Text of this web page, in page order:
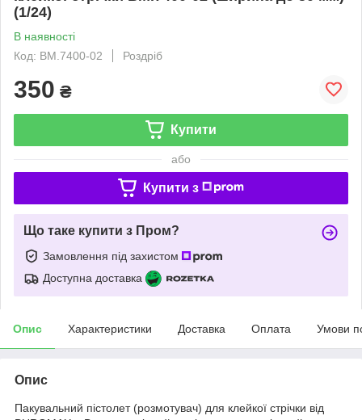
(1/24)
В наявності
Код: BM.7400-02
Роздріб
350 ₴
Купити
або
Купити з
Що таке купити з Пром?
Замовлення під захистом
Доступна доставка
Опис Характеристики Доставка Оплата Умови
Опис
Пакувальний пістолет (розмотувач) для клейкої стрічки від